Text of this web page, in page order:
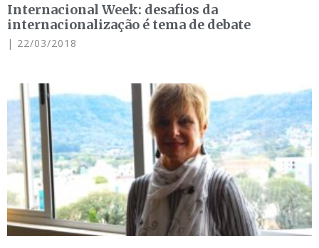
Internacional Week: desafios da
internacionalização é tema de debate
22/03/2018